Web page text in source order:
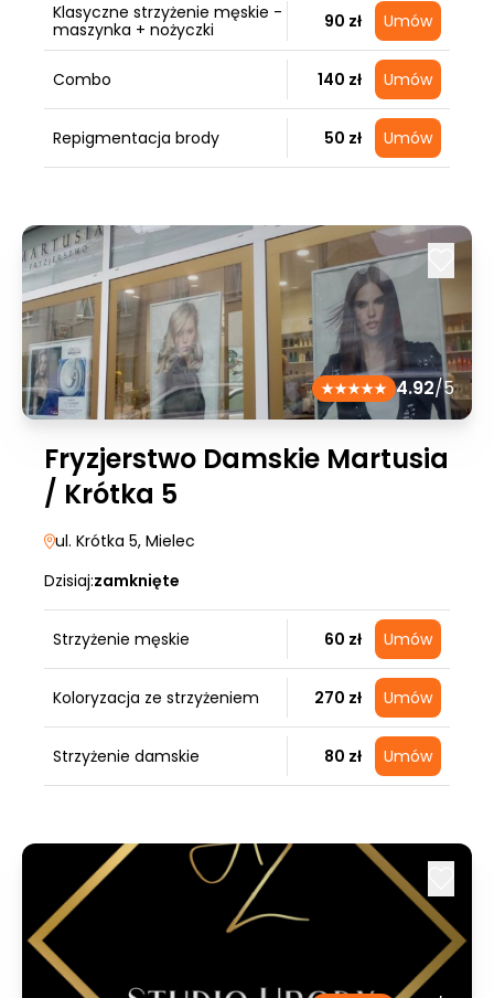
Klasyczne strzyżenie męskie -
maszynka + nożyczki
90 zł Umów
Combo 140 zł Umów
Repigmentacja brody 50 zł Umów
4.92/5
Fryzjerstwo Damskie Martusia
/ Krótka 5
ul. Krótka 5, Mielec
Dzisiaj:zamknięte
Strzyżenie męskie 60 zł Umów
Koloryzacja ze strzyżeniem 270 zł Umów
Strzyżenie damskie 80 zł Umów